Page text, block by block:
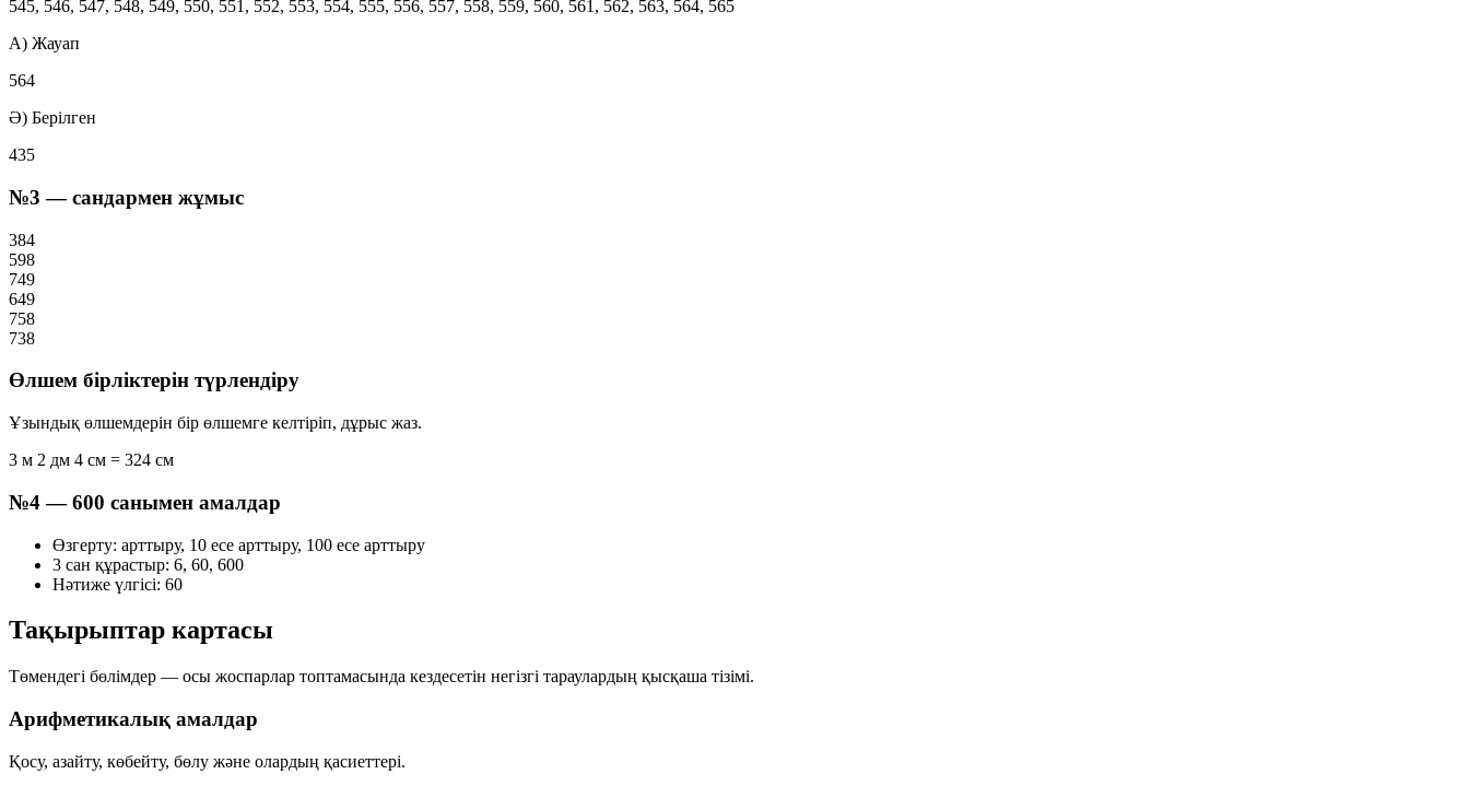
545, 546, 547, 548, 549, 550, 551, 552, 553, 554, 555, 556, 557, 558, 559, 560, 561, 562, 563, 564, 565
A) Жауап
564
Ә) Берілген
435
№3 — сандармен жұмыс
384
598
749
649
758
738
Өлшем бірліктерін түрлендіру
Ұзындық өлшемдерін бір өлшемге келтіріп, дұрыс жаз.
3 м 2 дм 4 см = 324 см
№4 — 600 санымен амалдар
Өзгерту: арттыру, 10 есе арттыру, 100 есе арттыру
3 сан құрастыр: 6, 60, 600
Нәтиже үлгісі: 60
Тақырыптар картасы
Төмендегі бөлімдер — осы жоспарлар топтамасында кездесетін негізгі тараулардың қысқаша тізімі.
Арифметикалық амалдар
Қосу, азайту, көбейту, бөлу және олардың қасиеттері.